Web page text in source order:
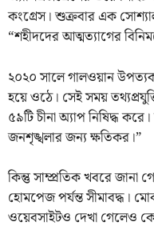
কংগ্রেস। শুক্রবার এক
“শহীদদের আত্মত্যাগের
২০২০ সালে গালওয়ান
হয়ে ওঠে। সেই সময়
৫৯টি চীনা অ্যাপ নিষিদ্ধ
জনশৃঙ্খলার জন্য ক্ষতিকর।”
কিন্তু সাম্প্রতিক খবরে
হোমপেজ পর্যন্ত সীমাবদ্ধ।
ওয়েবসাইটও দেখা গেলেও